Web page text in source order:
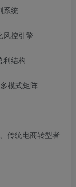
系统
风控引擎
利结构
模式矩阵
传统电商转型者